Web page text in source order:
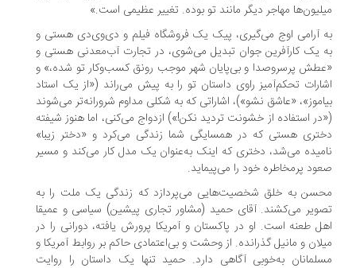
مهاجر دیگر مانند تو بوده. تغییر عظیمی است.»
آرامی اوج می‌گیری، پیک یک فروشگاه فیلم و دی‌وی‌دی هستی و
یک کارآفرین جوان تبدیل می‌شوی، در تجارت آب‌معدنی هستی و
پرسروصدا و بی‌پایان شهر موجب رونق کسب‌وکار تو شده،» و
تحکم‌آمیز راوی داستان تو را به پیش می‌راند («از یک استاد
«عاشق نشو»)، اشاراتی که به شکلی مداوم شرورانه‌تر می‌شوند
استفاده از خشونت تردید نکن!») ازدواج می‌کنی، اما هنوز شیفته
هستی که در همسایگی شما زندگی می‌کرد و «دختر زیبا»
می‌شد، دختری که اینک به‌عنوان یک مدل کار می‌کند و مسیر
پرمخاطره خود را می‌پیماید.
به خلق شخصیت‌هایی می‌پردازد که زندگی یک ملت را به
می‌کشند. آقای حمید (مشاور تجاری پیشین) سیاسی و عمیقا
طعنه است. او در پاکستان و آمریکا پرورش یافته، دورانی را در
و مانیل گذرانده. از وحشت و بی‌اعتمادی حاکم بر روابط آمریکا و
به‌خوبی آگاهی دارد. حمید تنها یک داستان را روایت